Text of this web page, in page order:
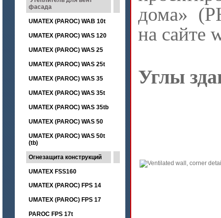
фасада
UMATEX (PAROC) WAB 10t
UMATEX (PAROC) WAS 120
UMATEX (PAROC) WAS 25
UMATEX (PAROC) WAS 25t
UMATEX (PAROC) WAS 35
UMATEX (PAROC) WAS 35t
UMATEX (PAROC) WAS 35tb
UMATEX (PAROC) WAS 50
UMATEX (PAROC) WAS 50t
(tb)
Огнезащита конструкций
UMATEX FSS160
UMATEX (PAROC) FPS 14
UMATEX (PAROC) FPS 17
PAROC FPS 17t
дома»
на сайте
Углы